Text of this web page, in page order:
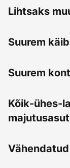
Lihtsaks
Suurem
Suurem
Kõik-ühes-